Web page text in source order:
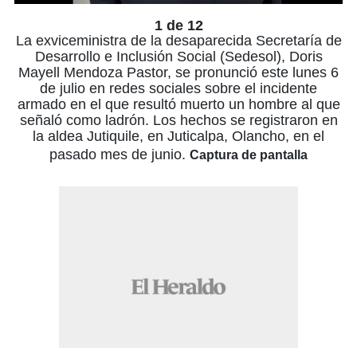
1 de 12
La exviceministra de la desaparecida Secretaría de
Desarrollo e Inclusión Social (Sedesol), Doris
Mayell Mendoza Pastor, se pronunció este lunes 6
de julio en redes sociales sobre el incidente
armado en el que resultó muerto un hombre al que
señaló como ladrón. Los hechos se registraron en
la aldea Jutiquile, en Juticalpa, Olancho, en el
pasado mes de junio. Captura de pantalla